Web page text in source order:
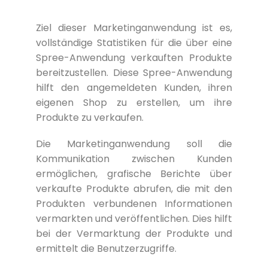
Ziel dieser Marketinganwendung ist es,
vollständige Statistiken für die über eine
Spree-Anwendung verkauften Produkte
bereitzustellen. Diese Spree-Anwendung
hilft den angemeldeten Kunden, ihren
eigenen Shop zu erstellen, um ihre
Produkte zu verkaufen.
Die Marketinganwendung soll die
Kommunikation zwischen Kunden
ermöglichen, grafische Berichte über
verkaufte Produkte abrufen, die mit den
Produkten verbundenen Informationen
vermarkten und veröffentlichen. Dies hilft
bei der Vermarktung der Produkte und
ermittelt die Benutzerzugriffe.